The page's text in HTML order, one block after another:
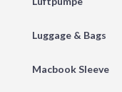
Luggage & Bags
Macbook Sleeve